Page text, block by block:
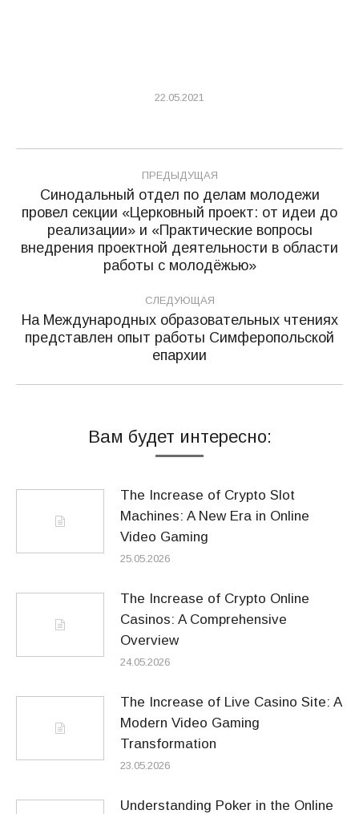
22.05.2021
Навигация
по
записям
ПРЕДЫДУЩАЯ
Предыдущая
запись:
Синодальный отдел по делам молодежи
провел секции «Церковный проект: от идеи до
реализации» и «Практические вопросы
внедрения проектной деятельности в области
работы с молодёжью»
СЛЕДУЮЩАЯ
Следующая
запись:
На Международных образовательных чтениях
представлен опыт работы Симферопольской
епархии
Вам будет интересно:
The Increase of Crypto Slot
Machines: A New Era in Online
Video Gaming
25.05.2026
The Increase of Crypto Online
Casinos: A Comprehensive
Overview
24.05.2026
The Increase of Live Casino Site: A
Modern Video Gaming
Transformation
23.05.2026
Understanding Poker in the Online